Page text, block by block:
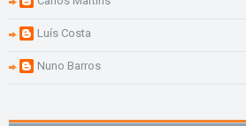
Luís Costa
Nuno Barros